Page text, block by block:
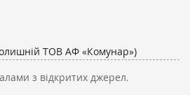
ТОВ АФ «Комунар»)
з відкритих джерел.